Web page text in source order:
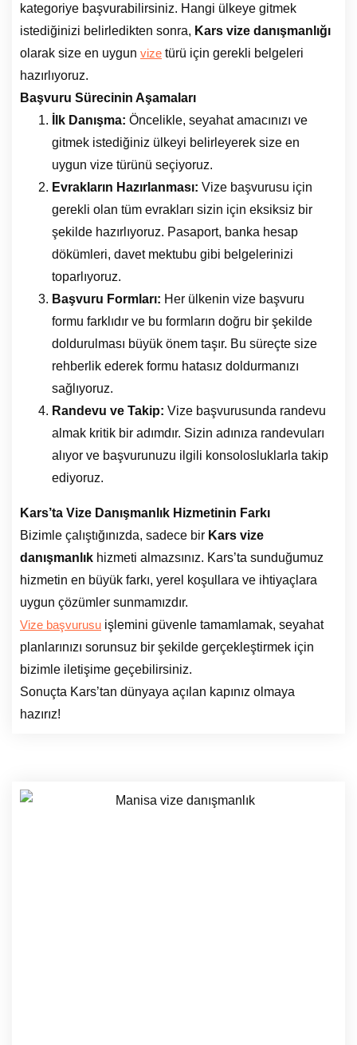
kategoriye başvurabilirsiniz. Hangi ülkeye gitmek
istediğinizi belirledikten sonra, Kars vize danışmanlığı
olarak size en uygun vize türü için gerekli belgeleri
hazırlıyoruz.
Başvuru Sürecinin Aşamaları
İlk Danışma: Öncelikle, seyahat amacınızı ve
gitmek istediğiniz ülkeyi belirleyerek size en
uygun vize türünü seçiyoruz.
Evrakların Hazırlanması: Vize başvurusu için
gerekli olan tüm evrakları sizin için eksiksiz bir
şekilde hazırlıyoruz. Pasaport, banka hesap
dökümleri, davet mektubu gibi belgelerinizi
toparlıyoruz.
Başvuru Formları: Her ülkenin vize başvuru
formu farklıdır ve bu formların doğru bir şekilde
doldurulması büyük önem taşır. Bu süreçte size
rehberlik ederek formu hatasız doldurmanızı
sağlıyoruz.
Randevu ve Takip: Vize başvurusunda randevu
almak kritik bir adımdır. Sizin adınıza randevuları
alıyor ve başvurunuzu ilgili konsolosluklarla takip
ediyoruz.
Kars’ta Vize Danışmanlık Hizmetinin Farkı
Bizimle çalıştığınızda, sadece bir Kars vize
danışmanlık hizmeti almazsınız. Kars’ta sunduğumuz
hizmetin en büyük farkı, yerel koşullara ve ihtiyaçlara
uygun çözümler sunmamızdır.
Vize başvurusu işlemini güvenle tamamlamak, seyahat
planlarınızı sorunsuz bir şekilde gerçekleştirmek için
bizimle iletişime geçebilirsiniz.
Sonuçta Kars’tan dünyaya açılan kapınız olmaya
hazırız!